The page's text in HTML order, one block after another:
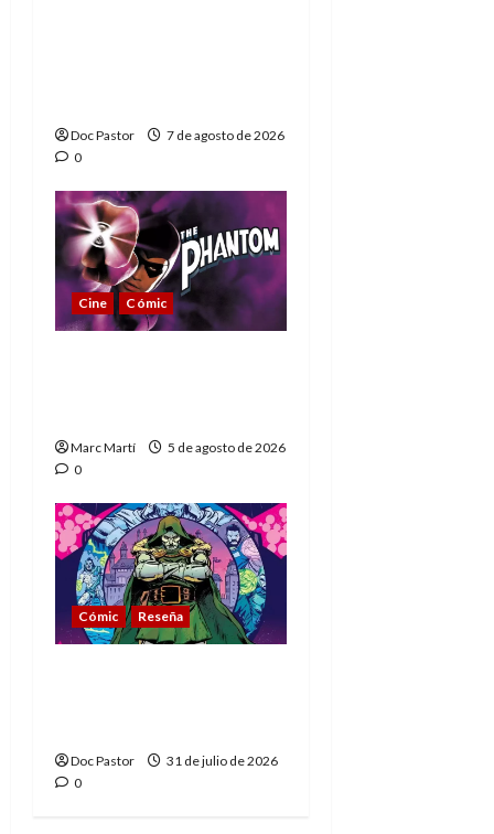
Doc Pastor
7 de agosto de 2026
0
Cine Cómic
Marc Martí
5 de agosto de 2026
0
Cómic Reseña
Doc Pastor
31 de julio de 2026
0